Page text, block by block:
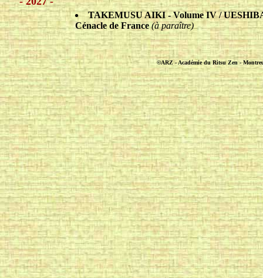
TAKEMUSU AIKI - Volume IV /
Cénacle de France(à paraître)
©ARZ - Académie du Ritsu Zen -